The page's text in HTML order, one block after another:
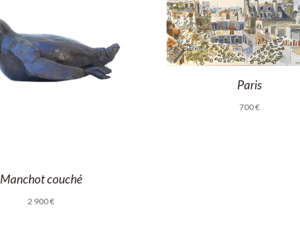
Manchot couché
2 900€
Paris
700€